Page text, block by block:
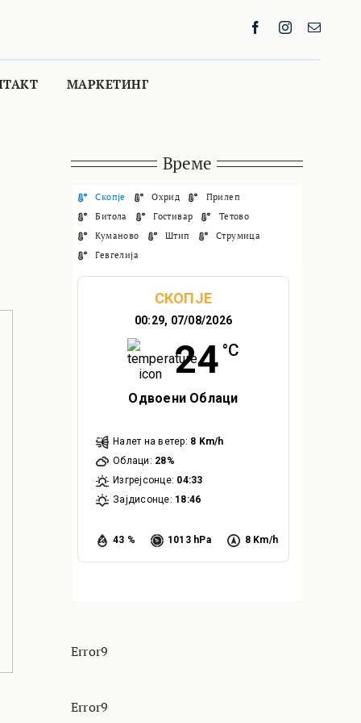
МАРКЕТИНГ
Време
Скопје Охрид
Прилеп
Битола
Гостивар
Тетово
Куманово
Штип
Струмица
Гевгелија
СКОПЈЕ
00:29, 07/08/2026
24 °C
Одвоени Облаци
43 % 1013 hPa 8 Km/h
Налет на ветер: 8 Km/h
Облаци: 28%
Изгрејсонце: 04:33
Зајдисонце: 18:46
Error9
Error9